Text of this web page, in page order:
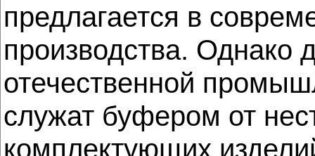
предлагается в
производства. Однако
отечественной
служат буфером от
комплектующих